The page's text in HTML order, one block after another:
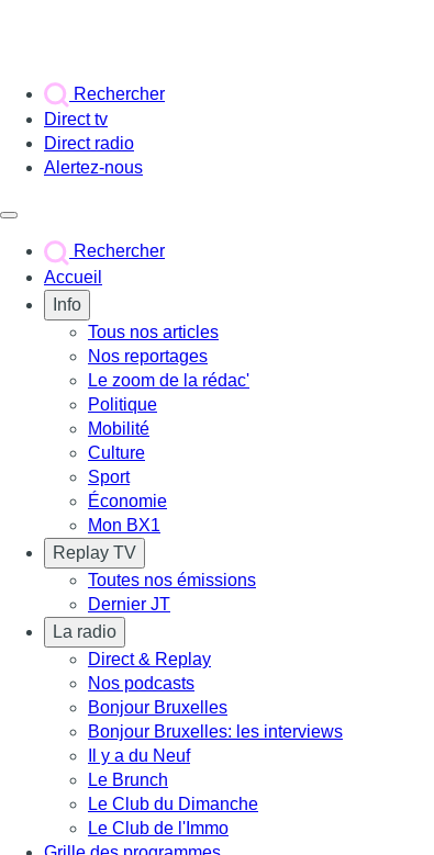
Rechercher
Direct tv
Direct radio
Alertez-nous
Rechercher
Accueil
Info
Tous nos articles
Nos reportages
Le zoom de la rédac'
Politique
Mobilité
Culture
Sport
Économie
Mon BX1
Replay TV
Toutes nos émissions
Dernier JT
La radio
Direct & Replay
Nos podcasts
Bonjour Bruxelles
Bonjour Bruxelles: les interviews
Il y a du Neuf
Le Brunch
Le Club du Dimanche
Le Club de l'Immo